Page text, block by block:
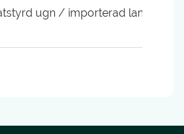
ugn / importerad